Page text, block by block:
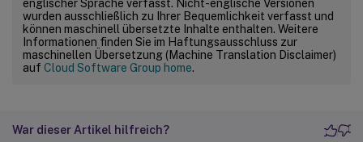
englischer Sprache verfasst. Nicht-englische Versionen
wurden ausschließlich zu Ihrer Bequemlichkeit verfasst und
können maschinell übersetzte Inhalte enthalten. Weitere
Informationen finden Sie im Haftungsausschluss zur
maschinellen Übersetzung (Machine Translation Disclaimer)
auf Cloud Software Group home.
War dieser Artikel hilfreich?